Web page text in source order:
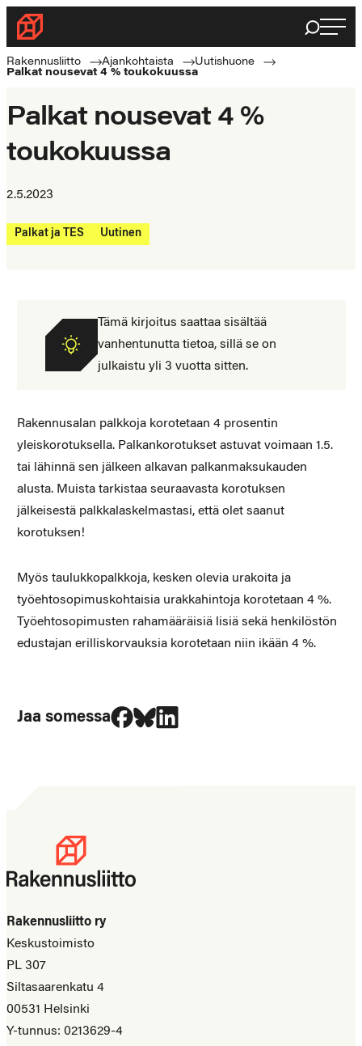
Siirry
suoraan
sisältöön
Rakennusliitto
Rakennusalan
ammattilaisten
Haku
Rakennusliitto Ajankohtaista
Uutishuone
Palkat nousevat 4 % toukokuussa
Palkat nousevat 4 %
toukokuussa
2.5.2023
Palkat ja TES Uutinen
Tämä kirjoitus saattaa sisältää
vanhentunutta tietoa, sillä se on
julkaistu yli 3 vuotta sitten.
Rakennusalan palkkoja korotetaan 4 prosentin
yleiskorotuksella. Palkankorotukset astuvat voimaan 1.5.
tai lähinnä sen jälkeen alkavan palkanmaksukauden
alusta. Muista tarkistaa seuraavasta korotuksen
jälkeisestä palkkalaskelmastasi, että olet saanut
korotuksen!
Myös taulukkopalkkoja, kesken olevia urakoita ja
työehtosopimuskohtaisia urakkahintoja korotetaan 4 %.
Työehtosopimusten rahamääräisiä lisiä sekä henkilöstön
edustajan erilliskorvauksia korotetaan niin ikään 4 %.
Jaa somessa
Jaa Facebookissa
Jaa Blueskyssa
Jaa LinkedIn:ssä
Rakennusliitto ry
Keskustoimisto
PL 307
Siltasaarenkatu 4
00531 Helsinki
Y-tunnus: 0213629-4